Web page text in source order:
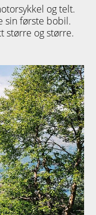
og telt.
sin første bobil.
større og større.